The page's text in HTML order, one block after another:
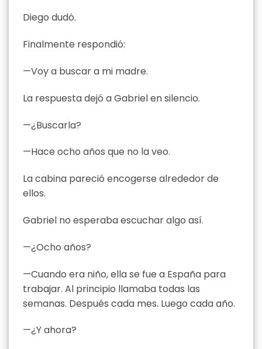
Diego dudó.
Finalmente respondió:
—Voy a buscar a mi madre.
La respuesta dejó a Gabriel en silencio.
—¿Buscarla?
—Hace ocho años que no la veo.
La cabina pareció encogerse alrededor de
ellos.
Gabriel no esperaba escuchar algo así.
—¿Ocho años?
—Cuando era niño, ella se fue a España para
trabajar. Al principio llamaba todas las
semanas. Después cada mes. Luego cada año.
—¿Y ahora?